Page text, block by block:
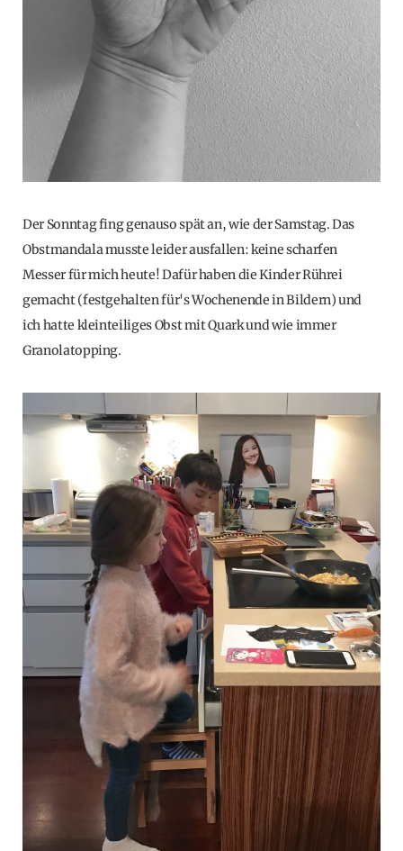
Der Sonntag fing genauso spät an, wie der Samstag. Das
Obstmandala musste leider ausfallen: keine scharfen
Messer für mich heute! Dafür haben die Kinder Rührei
gemacht (festgehalten für's Wochenende in Bildern) und
ich hatte kleinteiliges Obst mit Quark und wie immer
Granolatopping.